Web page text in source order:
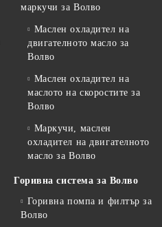
маркучи за Волво
Маслен охладител на
двигателното масло за
Волво
Маслен охладител на
маслото на скоростите за
Волво
Маркучи, маслен
охладител на двигателното
масло за Волво
Горивна система за Волво
Горивна помпа и филтър за
Волво